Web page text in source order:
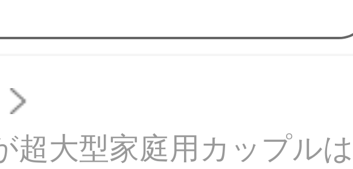
超大型家庭用カップル